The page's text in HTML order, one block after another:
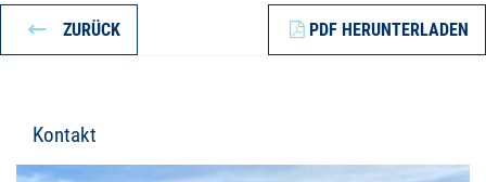
ZURÜCK PDF HERUNTERLADEN
Kontakt